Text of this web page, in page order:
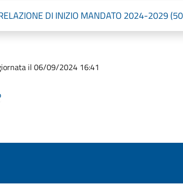
DI INIZIO MANDATO 2024-2029
il 06/09/2024 16:41